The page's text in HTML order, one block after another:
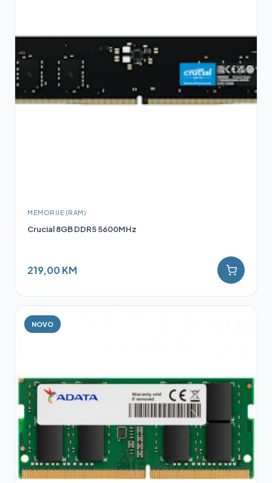
MEMORIJE (RAM)
Crucial 8GB DDR5 5600MHz
219,00 KM
NOVO